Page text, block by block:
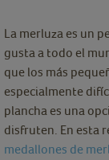
La merluza es un
gusta a todo el
que los más
especialmente
plancha es una
disfruten. En esta
medallones de